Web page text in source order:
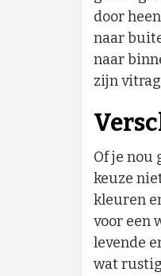
door
naar
naar
zijn
Of je nou
keuze
kleuren
voor een
levende
wat